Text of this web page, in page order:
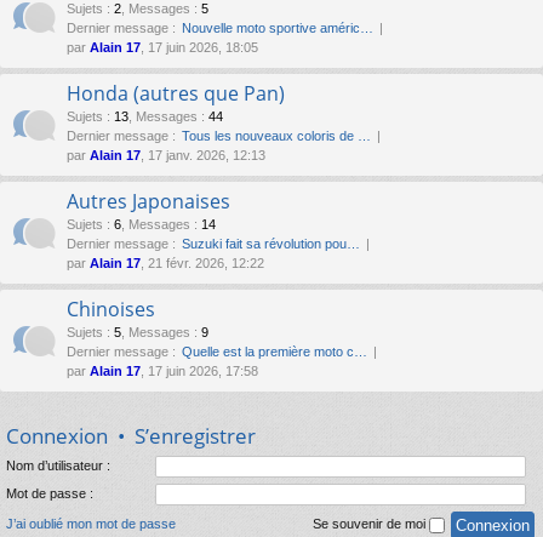
Sujets : 2 Messages : 5
Dernier message : Nouvelle moto sportive améric…
par Alain 17 , 17 juin 2026, 18:05
Honda (autres que Pan)
Sujets : 13 Messages : 44
Dernier message : Tous les nouveaux coloris de …
par Alain 17 , 17 janv. 2026, 12:13
Autres Japonaises
Sujets : 6 Messages : 14
Dernier message : Suzuki fait sa révolution pou…
par Alain 17 , 21 févr. 2026, 12:22
Chinoises
Sujets : 5 Messages : 9
Dernier message : Quelle est la première moto c…
par Alain 17 , 17 juin 2026, 17:58
Connexion • S’enregistrer
Nom d’utilisateur :
Mot de passe :
J’ai oublié mon mot de passe Se souvenir de moi